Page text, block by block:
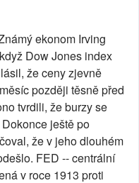
ekonom Irving
Dow Jones index
že ceny zjevně
později těsně před
tvrdili, že burzy se
ještě po
že v jeho dlouhém
FED -- centrální
v roce 1913 proti